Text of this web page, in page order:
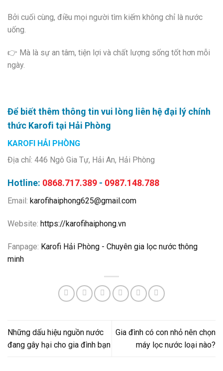
Bởi cuối cùng, điều mọi người tìm kiếm không chỉ là nước
uống.
👉 Mà là sự an tâm, tiện lợi và chất lượng sống tốt hơn mỗi
ngày.
Để biết thêm thông tin vui lòng liên hệ đại lý chính
thức Karofi tại Hải Phòng
KAROFI HẢI PHÒNG
Địa chỉ: 446 Ngô Gia Tự, Hải An, Hải Phòng
Hotline: 0868.717.389 - 0987.148.788
Email: karofihaiphong625@gmail.com
Website: https://karofihaiphong.vn
Fanpage: Karofi Hải Phòng - Chuyên gia lọc nước thông
minh
Những dấu hiệu nguồn nước
đang gây hại cho gia đình bạn
Gia đình có con nhỏ nên chọn
máy lọc nước loại nào?